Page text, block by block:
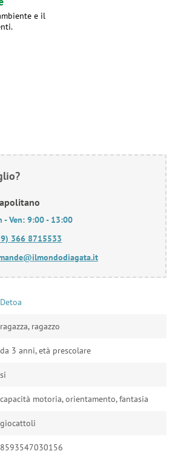
e il
- Ven: 9:00 - 13:00
366 8715533
Detoa
ragazza, ragazzo
da 3 anni, età prescolare
si
capacità motoria, orientamento, fantasia
giocattoli
8593547030156